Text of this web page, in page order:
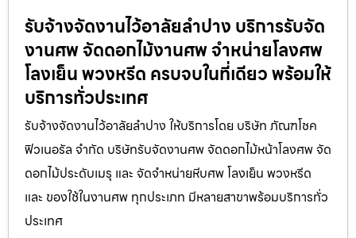
รับจ้างจัดงานไว้อาลัยลำปาง บริการรับจัด
งานศพ จัดดอกไม้งานศพ จำหน่ายโลงศพ
โลงเย็น พวงหรีด ครบจบในที่เดียว พร้อมให้
บริการทั่วประเทศ
รับจ้างจัดงานไว้อาลัยลำปาง ให้บริการโดย บริษัท ภัณฑโชค
ฟิวเนอรัล จำกัด บริษัทรับจัดงานศพ จัดดอกไม้หน้าโลงศพ จัด
ดอกไม้ประดับเมรุ และ จัดจำหน่ายหีบศพ โลงเย็น พวงหรีด
และ ของใช้ในงานศพ ทุกประเภท มีหลายสาขาพร้อมบริการทั่ว
ประเทศ